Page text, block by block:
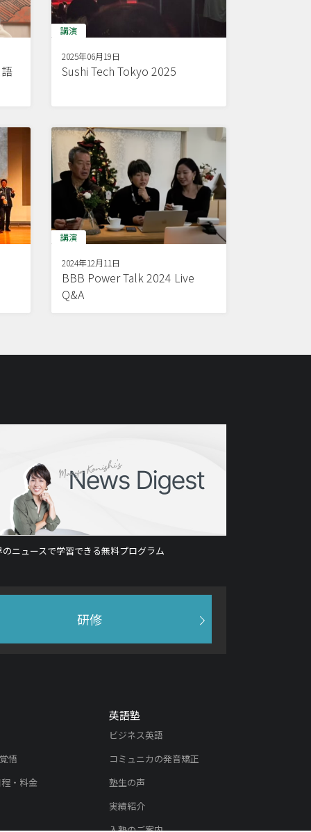
講演
2025年06月19日
Sushi Tech Tokyo 2025
講演
2024年12月11日
BBB Power Talk 2024 Live
Q&A
のニュースで学習できる無料プログラム
研修
悟
・料金
英語塾
ビジネス英語
コミュニカの発音矯正
塾生の声
実績紹介